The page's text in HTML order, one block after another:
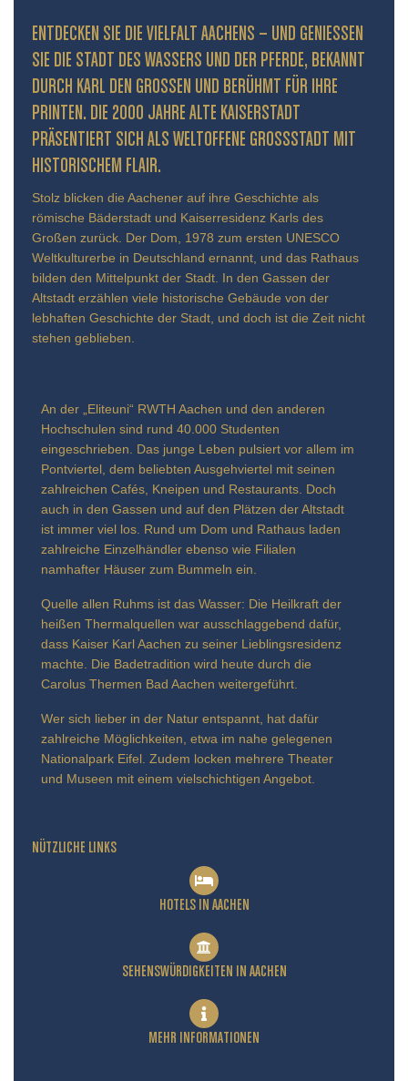
ENTDECKEN SIE DIE VIELFALT AACHENS – UND GENIESSEN S
IE DIE STADT DES WASSERS UND DER PFERDE, BEKANNT D
URCH KARL DEN GROSSEN UND BERÜHMT FÜR IHRE PR
INTEN. DIE 2000 JAHRE ALTE KAISERSTADT PR
ÄSENTIERT SICH ALS WELTOFFENE GROSSSTADT MIT HIS
TORISCHEM FLAIR.
Stolz blicken die Aachener auf ihre Geschichte als
römische Bäderstadt und Kaiserresidenz Karls des
Großen zurück. Der Dom, 1978 zum ersten UNESCO
Weltkulturerbe in Deutschland ernannt, und das Rathaus
bilden den Mittelpunkt der Stadt. In den Gassen der
Altstadt erzählen viele historische Gebäude von der
lebhaften Geschichte der Stadt, und doch ist die Zeit nicht
stehen geblieben.
An der „Eliteuni“ RWTH Aachen und den anderen
Hochschulen sind rund 40.000 Studenten
eingeschrieben. Das junge Leben pulsiert vor allem im
Pontviertel, dem beliebten Ausgehviertel mit seinen
zahlreichen Cafés, Kneipen und Restaurants. Doch
auch in den Gassen und auf den Plätzen der Altstadt
ist immer viel los. Rund um Dom und Rathaus laden
zahlreiche Einzelhändler ebenso wie Filialen
namhafter Häuser zum Bummeln ein.
Quelle allen Ruhms ist das Wasser: Die Heilkraft der
heißen Thermalquellen war ausschlaggebend dafür,
dass Kaiser Karl Aachen zu seiner Lieblingsresidenz
machte. Die Badetradition wird heute durch die
Carolus Thermen Bad Aachen weitergeführt.
Wer sich lieber in der Natur entspannt, hat dafür
zahlreiche Möglichkeiten, etwa im nahe gelegenen
Nationalpark Eifel. Zudem locken mehrere Theater
und Museen mit einem vielschichtigen Angebot.
NÜTZLICHE LINKS
HOTELS IN AACHEN
SEHENSWÜRDIGKEITEN IN AACHEN
MEHR INFORMATIONEN